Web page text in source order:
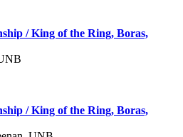
/ King of the Ring, Boras,
/ King of the Ring, Boras,